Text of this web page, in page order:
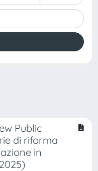
Public
di riforma
in